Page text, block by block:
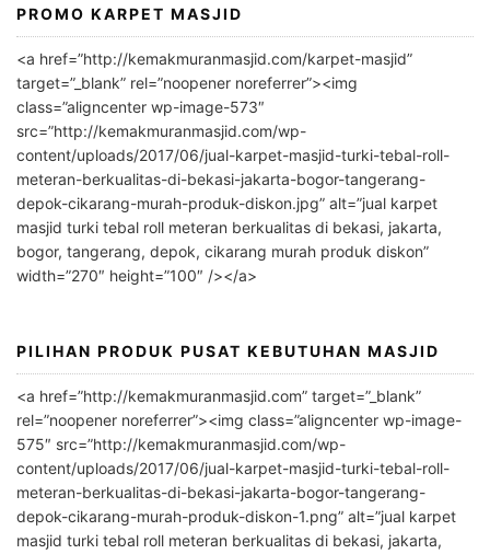
A
l
r
n
a
t
i
v
PROMO KARPET MASJID
<a href=”http://kemakmuranmasjid.com/karpet-masjid”
target=”_blank” rel=”noopener noreferrer”><img
class=”aligncenter wp-image-573″
src=”http://kemakmuranmasjid.com/wp-
content/uploads/2017/06/jual-karpet-masjid-turki-tebal-roll-
meteran-berkualitas-di-bekasi-jakarta-bogor-tangerang-
depok-cikarang-murah-produk-diskon.jpg” alt=”jual karpet
masjid turki tebal roll meteran berkualitas di bekasi, jakarta,
bogor, tangerang, depok, cikarang murah produk diskon”
width=”270″ height=”100″ /></a>
PILIHAN PRODUK PUSAT KEBUTUHAN MASJID
<a href=”http://kemakmuranmasjid.com” target=”_blank”
rel=”noopener noreferrer”><img class=”aligncenter wp-image-
575″ src=”http://kemakmuranmasjid.com/wp-
content/uploads/2017/06/jual-karpet-masjid-turki-tebal-roll-
meteran-berkualitas-di-bekasi-jakarta-bogor-tangerang-
depok-cikarang-murah-produk-diskon-1.png” alt=”jual karpet
masjid turki tebal roll meteran berkualitas di bekasi, jakarta,